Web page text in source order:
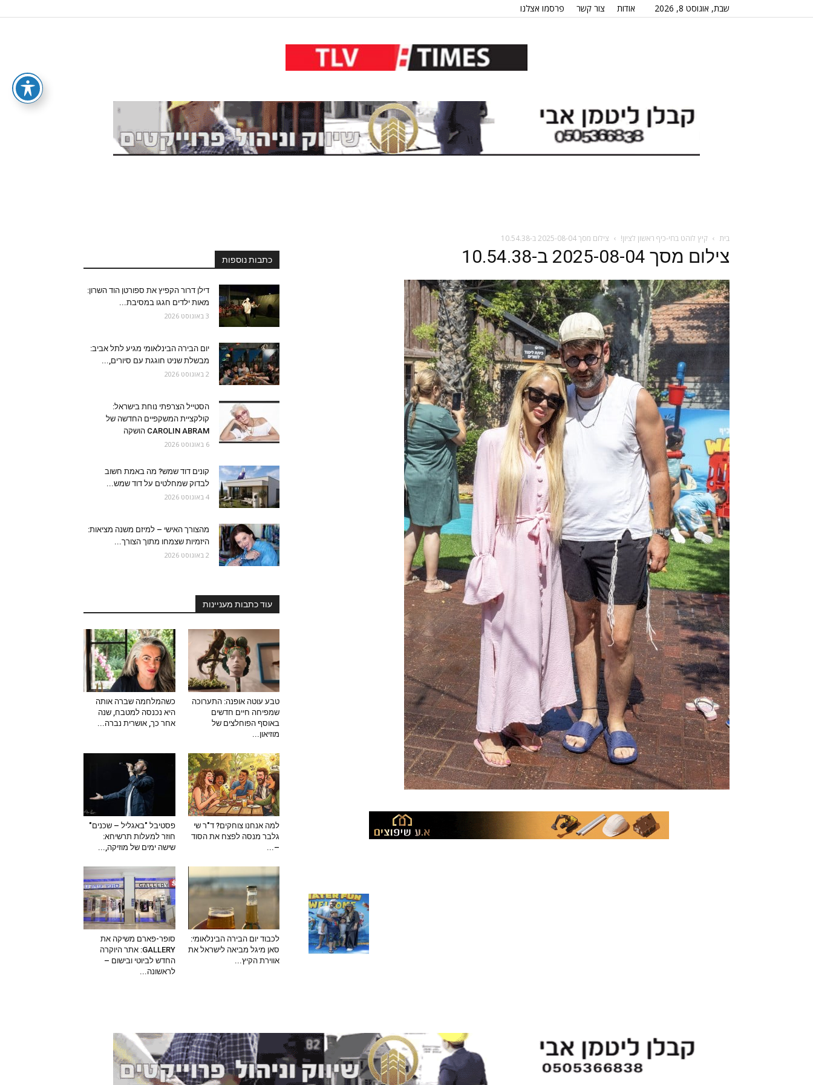
שבת, אוגוסט 8, 2026 אודות צור קשר פרסמו אצלנו
בית קיץ לוהט בחי-כיף ראשון לציון! צילום מסך 2025-08-04 ב-10.54.38
צילום מסך 2025-08-04 ב-10.54.38 כתבות נוספות
דילן דרור הקפיץ את ספורטן הוד השרון:
מאות ילדים חגגו במסיבת...
3 באוגוסט 2026
יום הבירה הבינלאומי מגיע לתל אביב:
מבשלת שניט חוגגת עם סיורים,...
2 באוגוסט 2026
הסטייל הצרפתי נוחת בישראל:
קולקציית המשקפיים החדשה של
CAROLIN ABRAM הושקה
6 באוגוסט 2026
קונים דוד שמש? מה באמת חשוב
לבדוק שמחלטים על דוד שמש...
4 באוגוסט 2026
מהצורך האישי – למיזם משנה מציאות:
היזמיות שצמחו מתוך הצורך...
2 באוגוסט 2026
עוד כתבות מעניינות
טבע עוטה אופנה: התערוכה
שמפיחה חיים חדשים
באוסף הפוחלצים של
מוזיאון...
כשהמלחמה שברה אותה
היא נכנסה למטבח, שנה
אחר כך, אושרית נברה...
למה אנחנו צוחקים? ד"ר שי
גלבר מנסה לפצח את הסוד
–...
פסטיבל "באגליל – שכנים"
חוזר למעלות תרשיחא:
שישה ימים של מוזיקה,...
לכבוד יום הבירה הבינלאומי:
סאן מיגל מביאה לישראל את
אווירת הקיץ...
סופר-פארם משיקה את
GALLERY: אתר היוקרה
החדש לביוטי ובישום –
לראשונה...